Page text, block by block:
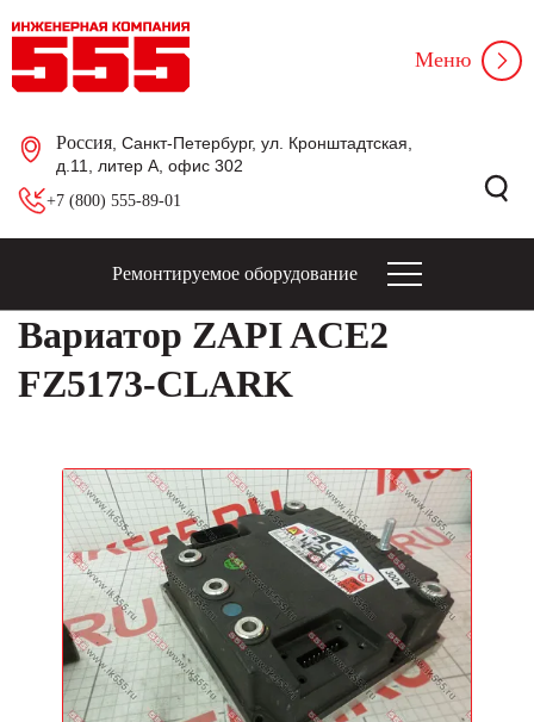
Россия , Санкт-Петербург, ул. Кронштадтская,
д.11, литер А, офис 302
+7 (800) 555-89-01
Меню
Ремонтируемое оборудование
Вариатор ZAPI ACE2
FZ5173-CLARK